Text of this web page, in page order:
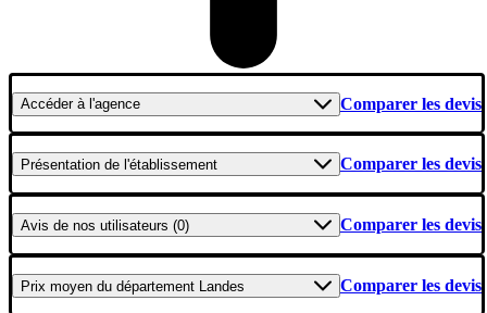
Accéderà l'agence Comparer les devis
Présentation de l'établissement Comparer les devis
Avis de nos utilisateurs (0) Comparer les devis
Prix moyen du département Landes Comparer les devis